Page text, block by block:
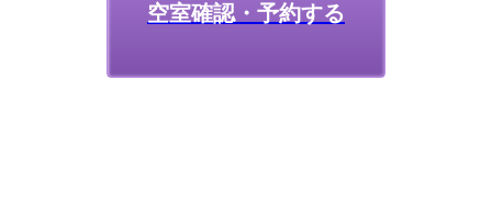
空室確認・予約する